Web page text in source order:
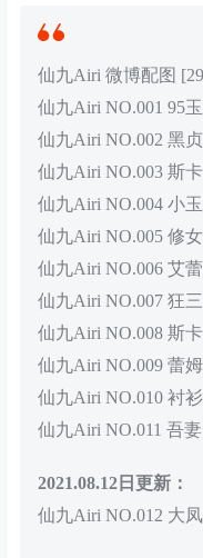
仙九Airi 微博配图
仙九Airi NO.001 95
仙九Airi NO.002 黑
仙九Airi NO.003 斯
仙九Airi NO.004 小
仙九Airi NO.005 修
仙九Airi NO.006 艾
仙九Airi NO.007 狂
仙九Airi NO.008 斯
仙九Airi NO.009 蕾
仙九Airi NO.010 衬
仙九Airi NO.011 吾
2021.08.12日更新：
仙九Airi NO.012 大